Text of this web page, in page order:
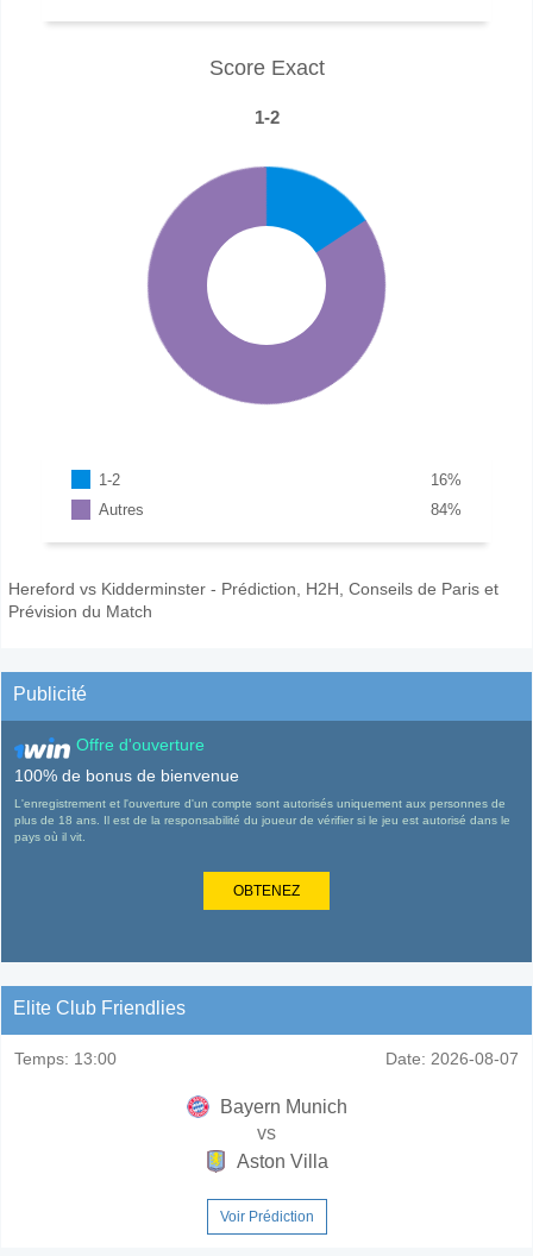
Score Exact
1-2
1-2 %
16
Autres
%
84
Hereford vs Kidderminster - Prédiction, H2H, Conseils de Paris et
Prévision du Match
Publicité
Offre d'ouverture
100% de bonus de bienvenue
L'enregistrement et l'ouverture d'un compte sont autorisés uniquement aux personnes de
plus de 18 ans. Il est de la responsabilité du joueur de vérifier si le jeu est autorisé dans le
pays où il vit.
OBTENEZ
Elite Club Friendlies
Temps: 13:00 Date: 2026-08-07
Bayern Munich
vs
Aston Villa
Voir Prédiction